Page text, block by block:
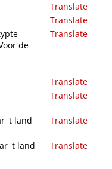
Translate
Translate
de
Translate
Translate
Translate
't land
Translate
't land
Translate